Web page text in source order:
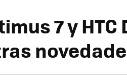
7 y